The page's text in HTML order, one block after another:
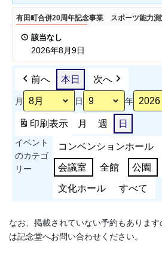
有
田
年
事
業
ス
能
力
有田町合併20周年記念事業 スポーツ能力測
該当なし
2026年8月9日
前へ 本日 次へ
月 日 年
印刷表示 月 週 日
イベント
のカテゴ
リー
コンベンションホール
会議室 全館 公園
文化ホール すべて
なお、掲載されていない予約もありま
は記念堂へお問い合わせください。